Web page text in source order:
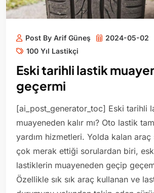
Post By Arif Güneş
2024-05-02
100 Yıl Lastikçi
Eski tarihli lastik
geçermi
[ai_post_generator_toc] Eski tarihli
muayeneden kalır mı? Oto lastik
yardım hizmetleri. Yolda kalan
çok merak ettiği sorulardan biri,
lastiklerin muayeneden geçip
Özellikle sık sık araç kullanan ve